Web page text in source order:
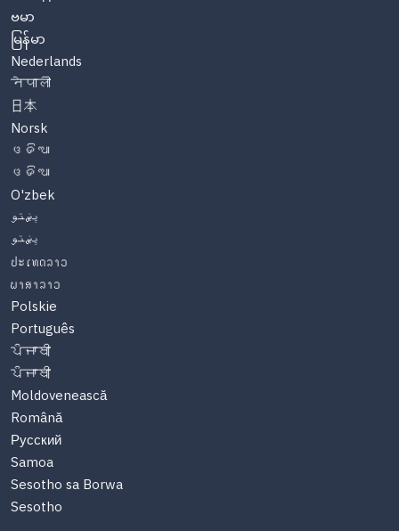
ဗမာ
မြန်မာ
Nederlands
नेपाली
日本
Norsk
ଓଡିଆ
ଓଡିଆ
O'zbek
پښتو
پښتو
ປະເທດລາວ
ພາສາລາວ
Polskie
Português
ਪੰਜਾਬੀ
ਪੰਜਾਬੀ
Moldovenească
Română
Русский
Samoa
Sesotho sa Borwa
Sesotho